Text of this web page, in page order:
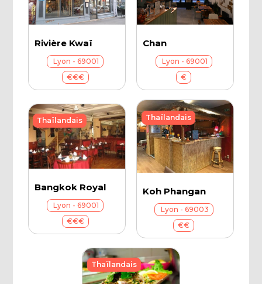
Rivière Kwaï
Lyon - 69001
€€€
Chan
Lyon - 69001
€
Bangkok Royal
Lyon - 69001
€€€
Thaïlandais
Koh Phangan
Lyon - 69003
€€
Thaïlandais
Thaïlandais